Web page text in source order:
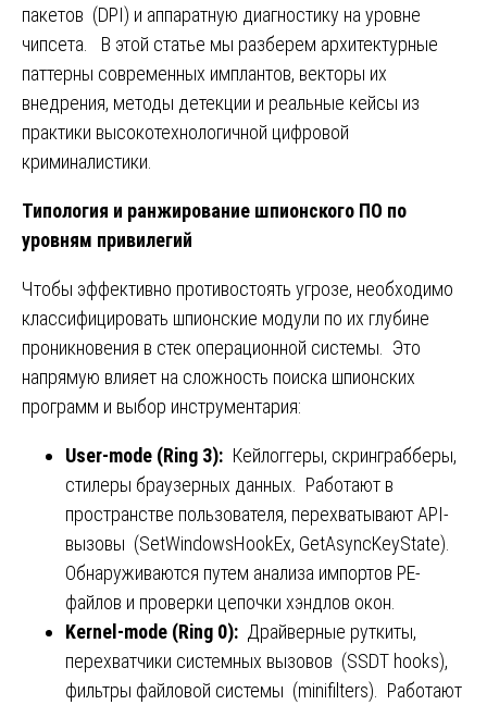
пакетов (DPI) и аппаратную диагностику на уровне
чипсета. ️ В этой статье мы разберем архитектурные
паттерны современных имплантов, векторы их
внедрения, методы детекции и реальные кейсы из
практики высокотехнологичной цифровой
криминалистики.
Типология и ранжирование шпионского ПО по
уровням привилегий
Чтобы эффективно противостоять угрозе, необходимо
классифицировать шпионские модули по их глубине
проникновения в стек операционной системы. Это
напрямую влияет на сложность поиска шпионских
программ и выбор инструментария:
User-mode (Ring 3): Кейлоггеры, скринграбберы,
стилеры браузерных данных. Работают в
пространстве пользователя, перехватывают API-
вызовы (SetWindowsHookEx, GetAsyncKeyState).
Обнаруживаются путем анализа импортов PE-
файлов и проверки цепочки хэндлов окон.
Kernel-mode (Ring 0): Драйверные руткиты,
перехватчики системных вызовов (SSDT hooks),
фильтры файловой системы (minifilters). Работают